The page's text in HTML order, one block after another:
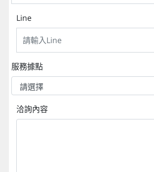
Line
服務據點
洽詢內容